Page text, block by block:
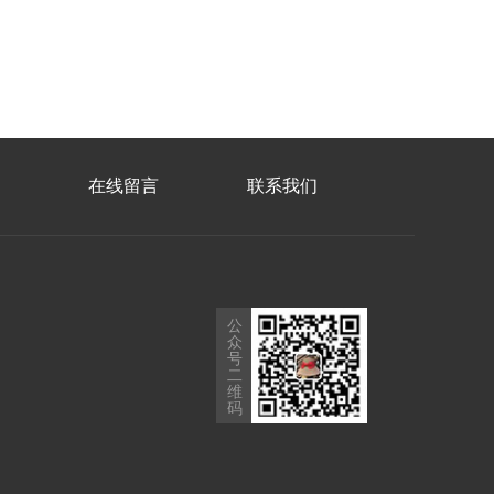
在线留言 联系我们
公
众
号
二
维
码